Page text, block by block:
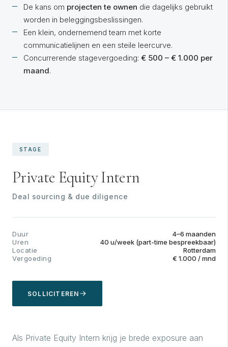
De kans om projecten te ownen die dagelijks gebruikt
worden in beleggingsbeslissingen.
Een klein, ondernemend team met korte
communicatielijnen en een steile leercurve.
Concurrerende stagevergoeding: € 500 – € 1.000 per
maand.
STAGE
Private Equity Intern
Deal sourcing & due diligence
Duur
4–6 maanden
Uren
40 u/week (part-time bespreekbaar)
Locatie
Rotterdam
Vergoeding
€ 1.000 / mnd
SOLLICITEREN
Als Private Equity Intern krijg je brede exposure aan